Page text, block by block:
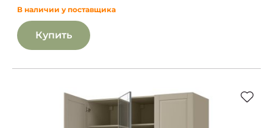
В наличии у поставщика
Купить